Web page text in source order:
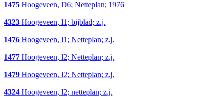
1475 Hoogeveen, D6; Netteplan; 1976
4323 Hoogeveen, I1; bijblad; z.j.
1476 Hoogeveen, I1; Netteplan; z.j.
1477 Hoogeveen, I2; Netteplan; z.j.
1479 Hoogeveen, I2; Netteplan; z.j.
4324 Hoogeveen, I2; netteplan; z.j.